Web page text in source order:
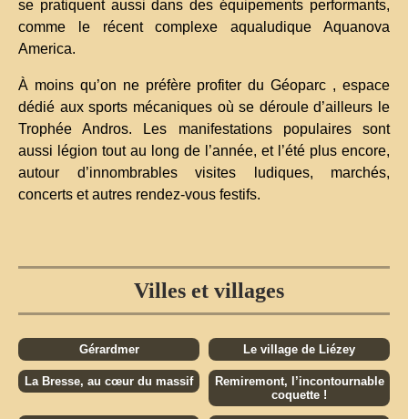
se pratiquent aussi dans des équipements performants,
comme le récent complexe aqualudique Aquanova
America.
À moins qu’on ne préfère profiter du Géoparc , espace
dédié aux sports mécaniques où se déroule d’ailleurs le
Trophée Andros. Les manifestations populaires sont
aussi légion tout au long de l’année, et l’été plus encore,
autour d’innombrables visites ludiques, marchés,
concerts et autres rendez-vous festifs.
Villes et villages
Gérardmer Le village de Liézey
La Bresse, au cœur du massif
Remiremont, l’incontournable
coquette !